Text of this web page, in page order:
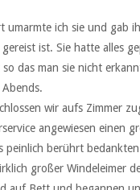
umarmte ich sie und gab
ist. Sie hatte alles
das man sie nicht
wir aufs Zimmer
angewiesen einen
peinlich berührt
großer Windeleimer